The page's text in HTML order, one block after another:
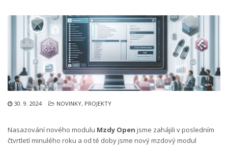
30. 9. 2024 NOVINKY, PROJEKTY
Nasazování nového modulu Mzdy Open jsme zahájili v posledním
čtvrtletí minulého roku a od té doby jsme nový mzdový modul